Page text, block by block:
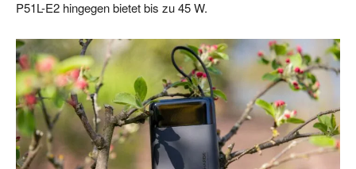
P51L-E2 hingegen bietet bis zu 45 W.